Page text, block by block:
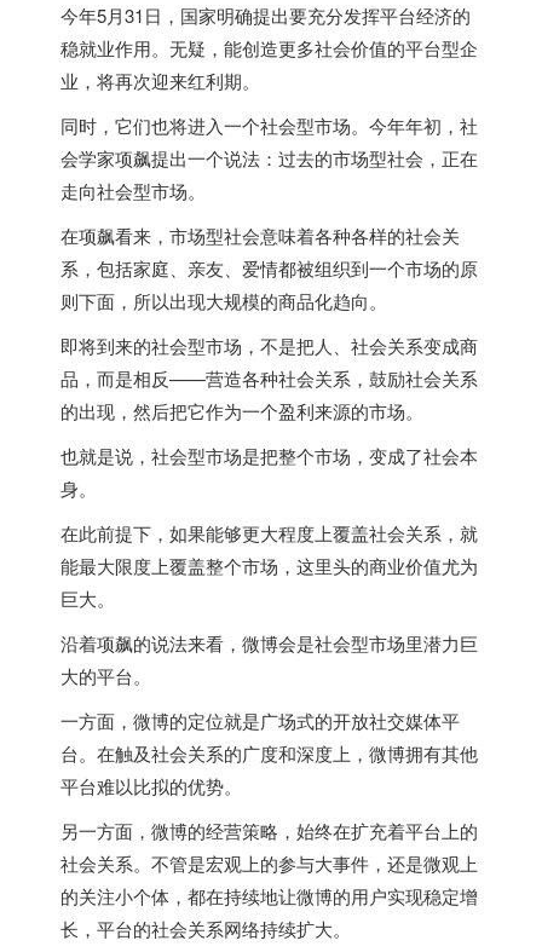
今年5月31日，国家明确提出要充分发挥平台经济的
稳就业作用。无疑，能创造更多社会价值的平台型企
业，将再次迎来红利期。
同时，它们也将进入一个社会型市场。今年年初，社
会学家项飙提出一个说法：过去的市场型社会，正在
走向社会型市场。
在项飙看来，市场型社会意味着各种各样的社会关
系，包括家庭、亲友、爱情都被组织到一个市场的原
则下面，所以出现大规模的商品化趋向。
即将到来的社会型市场，不是把人、社会关系变成商
品，而是相反——营造各种社会关系，鼓励社会关系
的出现，然后把它作为一个盈利来源的市场。
也就是说，社会型市场是把整个市场，变成了社会本
身。
在此前提下，如果能够更大程度上覆盖社会关系，就
能最大限度上覆盖整个市场，这里头的商业价值尤为
巨大。
沿着项飙的说法来看，微博会是社会型市场里潜力巨
大的平台。
一方面，微博的定位就是广场式的开放社交媒体平
台。在触及社会关系的广度和深度上，微博拥有其他
平台难以比拟的优势。
另一方面，微博的经营策略，始终在扩充着平台上的
社会关系。不管是宏观上的参与大事件，还是微观上
的关注小个体，都在持续地让微博的用户实现稳定增
长，平台的社会关系网络持续扩大。